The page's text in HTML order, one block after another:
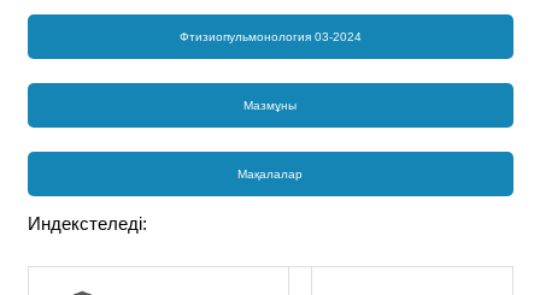
Фтизиопульмонология 03-2024
Мазмұны
Мақалалар
Индекстеледі: